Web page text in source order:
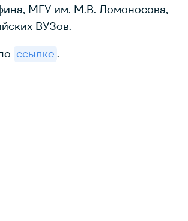
МГУ им. М.В. Ломоносова,
ВУЗов.
ссылке .